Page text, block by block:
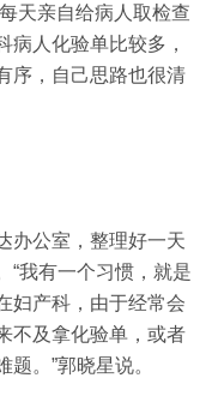
天亲自给病人取检查
病人化验单比较多，
序，自己思路也很清
办公室，整理好一天
“我有一个习惯，就是
妇产科，由于经常会
不及拿化验单，或者
。”郭晓星说。